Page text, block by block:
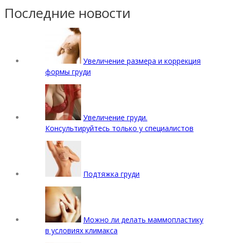
Последние новости
Увеличение размера и коррекция
формы груди
Увеличение груди.
Консультируйтесь только у специалистов
Подтяжка груди
Можно ли делать маммопластику
в условиях климакса